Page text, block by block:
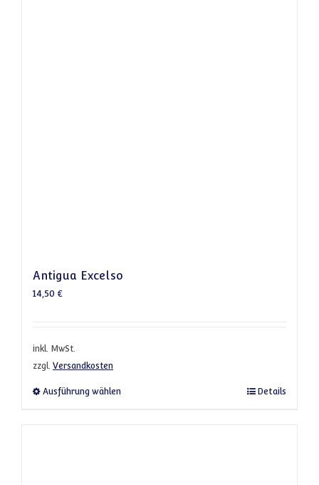
Antigua Excelso
14,50 €
inkl. MwSt.
zzgl. Versandkosten
Ausführung wählen Dieses Produkt weist mehrere Varianten
Details